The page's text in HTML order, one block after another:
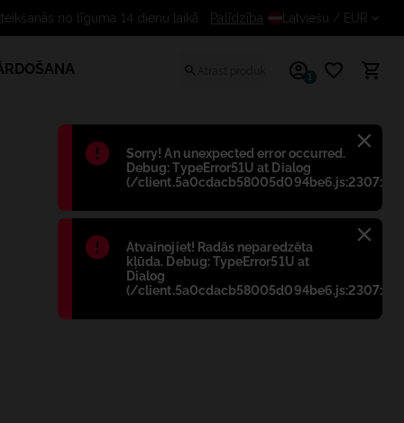
Błąd:
Sorry! An unexpected error occurred.
Debug: TypeError51U at Dialog
(/
Błąd:
Atvainojiet! Radās neparedzēta
kļūda. Debug: TypeError51U at
Dialog
(/
no līguma 14 dienu laikā Palīdzība Latviešu / EUR
1